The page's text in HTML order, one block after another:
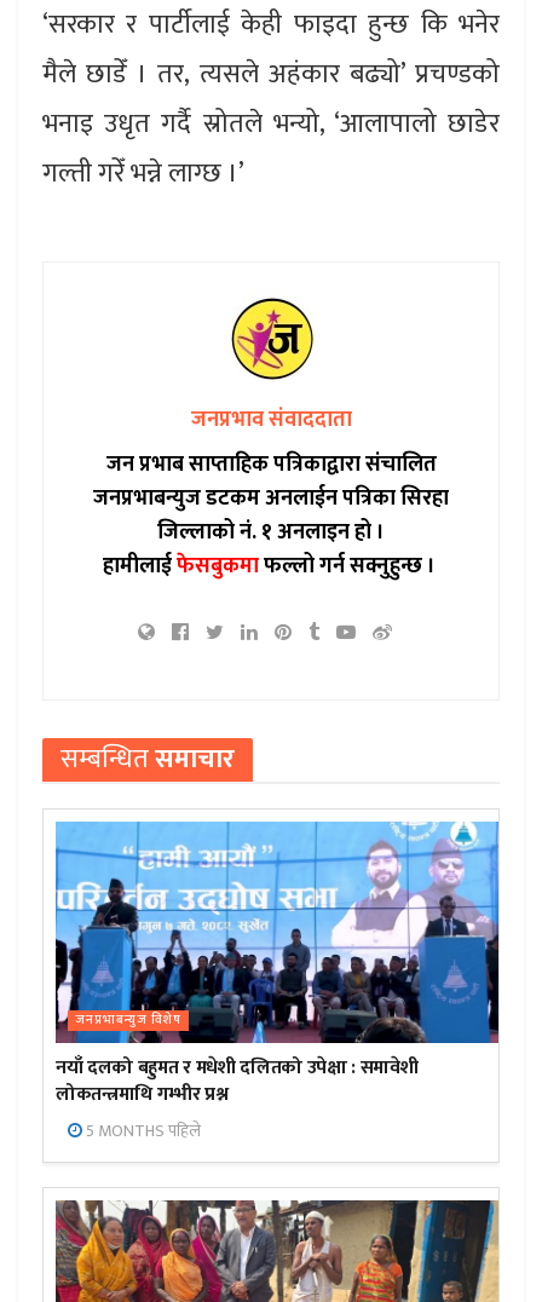
‘सरकार र पार्टीलाई केही फाइदा हुन्छ कि भनेर
मैले छाडेँ । तर, त्यसले अहंकार बढ्यो’ प्रचण्डको
भनाइ उधृत गर्दै स्रोतले भन्यो, ‘आलापालो छाडेर
गल्ती गरेँ भन्ने लाग्छ ।’
जनप्रभाव संवाददाता
जन प्रभाब साप्ताहिक पत्रिकाद्वारा संचालित
जनप्रभाबन्युज डटकम अनलाईन पत्रिका सिरहा
जिल्लाको नं. १ अनलाइन हो ।
हामीलाईफेसबुकमाफल्लो गर्न सक्नुहुन्छ ।
सम्बन्धितसमाचार
जनप्रभाबन्युज विशेष
नयाँ दलको बहुमत र मधेशी दलितको उपेक्षा : समावेशी
लोकतन्त्रमाथि गम्भीर प्रश्न
5 MONTHS पहिले